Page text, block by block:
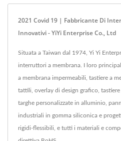
2021 Covid 19 | Fabbricante Di
Innovativi - YiYi Enterprise Co., Ltd
Situata a Taiwan dal 1974, Yi Yi
interruttori a membrana. I loro
a membrana impermeabili, tastiere a
tattili, overlay di design grafico, tastiere
targhe personalizzate in alluminio,
industriali in gomma siliconica e
rigidi-flessibili, e tutti i materiali e